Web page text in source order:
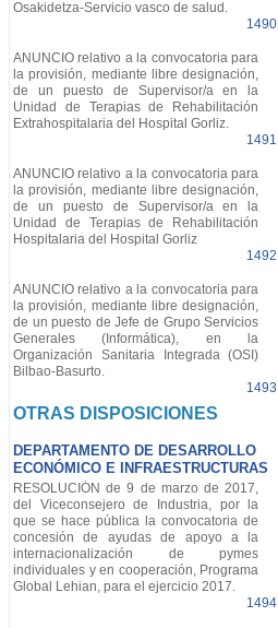
Osakidetza-Servicio vasco de salud.
1490
ANUNCIO relativo a la convocatoria para
la provisión, mediante libre designación,
de un puesto de Supervisor/a en la
Unidad de Terapias de Rehabilitación
Extrahospitalaria del Hospital Gorliz.
1491
ANUNCIO relativo a la convocatoria para
la provisión, mediante libre designación,
de un puesto de Supervisor/a en la
Unidad de Terapias de Rehabilitación
Hospitalaria del Hospital Gorliz
1492
ANUNCIO relativo a la convocatoria para
la provisión, mediante libre designación,
de un puesto de Jefe de Grupo Servicios
Generales (Informática), en la
Organización Sanitaria Integrada (OSI)
Bilbao-Basurto.
1493
OTRAS DISPOSICIONES
DEPARTAMENTO DE DESARROLLO
ECONÓMICO E INFRAESTRUCTURAS
RESOLUCIÓN de 9 de marzo de 2017,
del Viceconsejero de Industria, por la
que se hace pública la convocatoria de
concesión de ayudas de apoyo a la
internacionalización de pymes
individuales y en cooperación, Programa
Global Lehian, para el ejercicio 2017.
1494